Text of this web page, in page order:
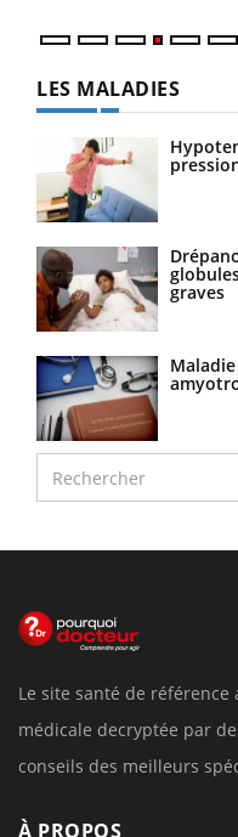
LES MALADIES
graves
Le site santé de
médicale decryptée par
conseils des meilleurs
À PROPOS